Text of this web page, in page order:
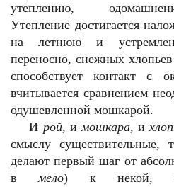
утеплению,
Утепление достигается
на летнюю и
переносно, снежных
способствует контакт с
вчитывается сравнением
одушевленной мошкарой.
И рой, имошкара,и
смыслу
делают первый шаг от
вмело) к некой,